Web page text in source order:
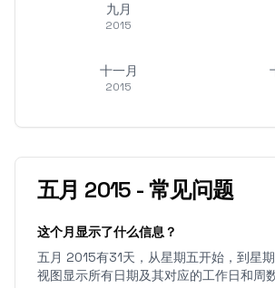
九月
2015
十一月
2015
五月 2015 -常见问题
这个月显示了什么信息？
五月 2015有31天，从星期五开始，到星
视图显示所有日期及其对应的工作日和周数